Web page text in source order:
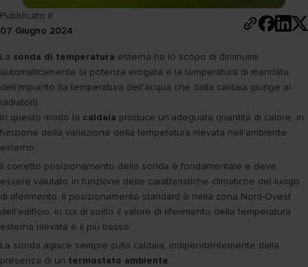
Pubblicato il
07 Giugno 2024
La sonda di temperatura esterna ha lo scopo di diminuire
automaticamente la potenza erogata e la temperatura di mandata
dell'impianto (la temperatura dell'acqua che dalla caldaia giunge ai
radiatori).
In questo modo la caldaia produce un'adeguata quantità di calore, in
funzione della variazione della temperatura rilevata nell'ambiente
esterno.
Il corretto posizionamento della sonda è fondamentale e deve
essere valutato in funzione delle caratteristiche climatiche del luogo
di riferimento. Il posizionamento standard è nella zona Nord-Ovest
dell'edificio, in cui di solito il valore di riferimento della temperatura
esterna rilevata è il più basso.
La sonda agisce sempre sulla caldaia, indipendentemente dalla
presenza di un termostato ambiente.